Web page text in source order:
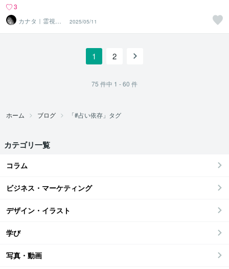
3
カナタ｜霊視鑑
定師
2025/05/11
1 2
75 件中 1 - 60 件
ホーム ブログ 「#占い依存」タグ
カテゴリ一覧
コラム
ビジネス・マーケティング
デザイン・イラスト
学び
写真・動画